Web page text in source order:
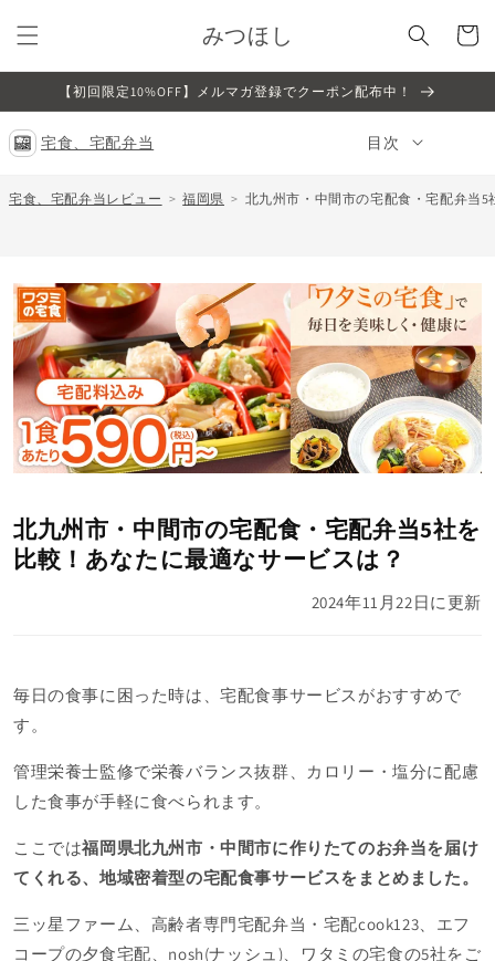
ンツに
進む
みつほし
ー
【初回限定10%OFF】メルマガ登録でクーポン配布中！
宅食、宅配弁当 目次
宅食、宅配弁当レビュー 福岡県 北九州市・中間市の宅配食・宅配弁当
北九州市・中間市の宅配食・宅配弁当5社を
比較！あなたに最適なサービスは？
2024年11月22日に更新
毎日の食事に困った時は、宅配食事サービスがおすすめで
す。
管理栄養士監修で栄養バランス抜群、 カロリー・塩分に配慮
した食事が手軽に食べられます。
ここでは福岡県北九州市・中間市に作りたてのお弁当を届け
てくれる、地域密着型の宅配食事サービスをまとめました。
三ッ星ファーム、高齢者専門宅配弁当・宅配cook123、エフ
コープの夕食宅配、 nosh(ナッシュ)、ワタミの宅食の5社をご